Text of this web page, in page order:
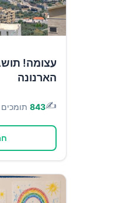
עצומה!
הארנונה
✍️
843 תומכים